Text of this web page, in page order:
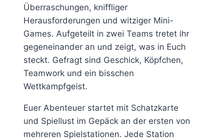
Überraschungen, kniffliger
Herausforderungen und witziger Mini-
Games. Aufgeteilt in zwei Teams tretet ihr
gegeneinander an und zeigt, was in Euch
steckt. Gefragt sind Geschick, Köpfchen,
Teamwork und ein bisschen
Wettkampfgeist.
Euer Abenteuer startet mit Schatzkarte
und Spiellust im Gepäck an der ersten von
mehreren Spielstationen. Jede Station